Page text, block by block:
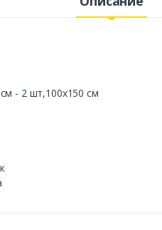
- 2 шт,100х150 см